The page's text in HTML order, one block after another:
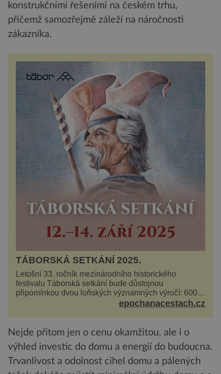
konstrukčními řešeními na českém trhu,
přičemž samozřejmě záleží na náročnosti
zákazníka.
TÁBORSKÁ SETKÁNÍ 2025.
Letošní 33. ročník mezinárodního historického
festivalu Táborská setkání bude důstojnou
připomínkou dvou loňských významných výročí: 600
let od úmrtí nikdy v poli neporaženého hejtmana Jana
epochanacestach.cz
Nejde přitom jen o cenu okamžitou, ale i o
výhled investic do domu a energií do budoucna.
Trvanlivost a odolnost cihel domu a pálených